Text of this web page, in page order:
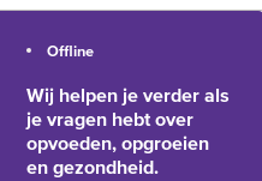
Offline
Wij helpen je verder als
je vragen hebt over
opvoeden, opgroeien
en gezondheid.